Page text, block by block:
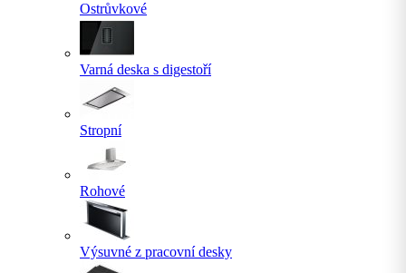
Ostrůvkové
Varná deska s digestoří
Stropní
Rohové
Výsuvné z pracovní desky